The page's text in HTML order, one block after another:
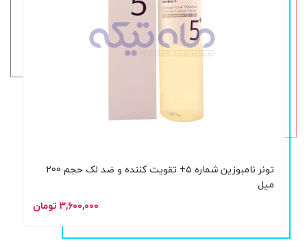
تونر نامبوزین شماره ۵+ تقویت‌ کننده و ضد لک حجم 200
میل
۳,۶۰۰,۰۰۰ تومان